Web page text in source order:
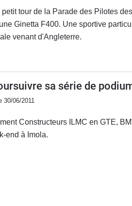
tour de la Parade des Pilotes
Ginetta F400. Une sportive
venant d'Angleterre.
sa série de
30/06/2011
Constructeurs ILMC en GTE,
end à Imola.